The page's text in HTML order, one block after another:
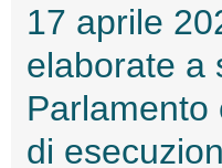
17 aprile
elaborate a
di